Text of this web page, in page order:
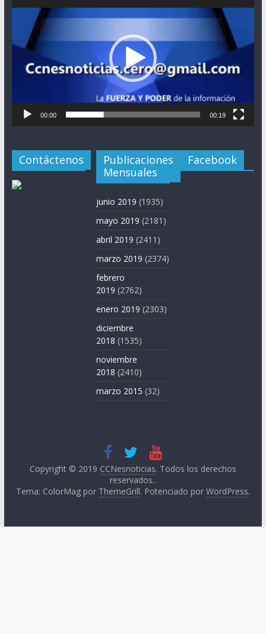
de
00:00 00:19
Contáctenos
Publicaciones
Mensuales
junio 2019 (1935)
mayo 2019 (2181)
abril 2019 (2411)
marzo 2019 (2374)
febrero
2019 (2762)
enero 2019 (2303)
diciembre
2018 (1535)
noviembre
2018 (2410)
marzo 2015 (32)
Facebook
Copyright © 2019 CCNesnoticias. Todos los derechos
reservados..
Tema: ColorMag por ThemeGrill. Potenciado por WordPress.